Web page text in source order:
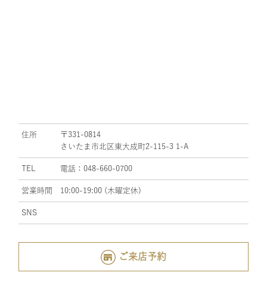
住所
〒331-0814
さいたま市北区東大成町2-115-3 1-A
TEL 電話：048-660-0700
営業時間 10:00-19:00 (木曜定休)
SNS
ご来店予約